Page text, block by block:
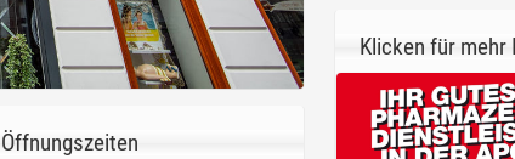
Öffnungszeiten
Klicken für mehr